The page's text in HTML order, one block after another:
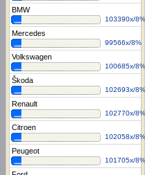
BMW
103390x/8%
Mercedes
99566x/8%
Volkswagen
100685x/8%
Škoda
102693x/8%
Renault
102770x/8%
Citroen
102058x/8%
Peugeot
101705x/8%